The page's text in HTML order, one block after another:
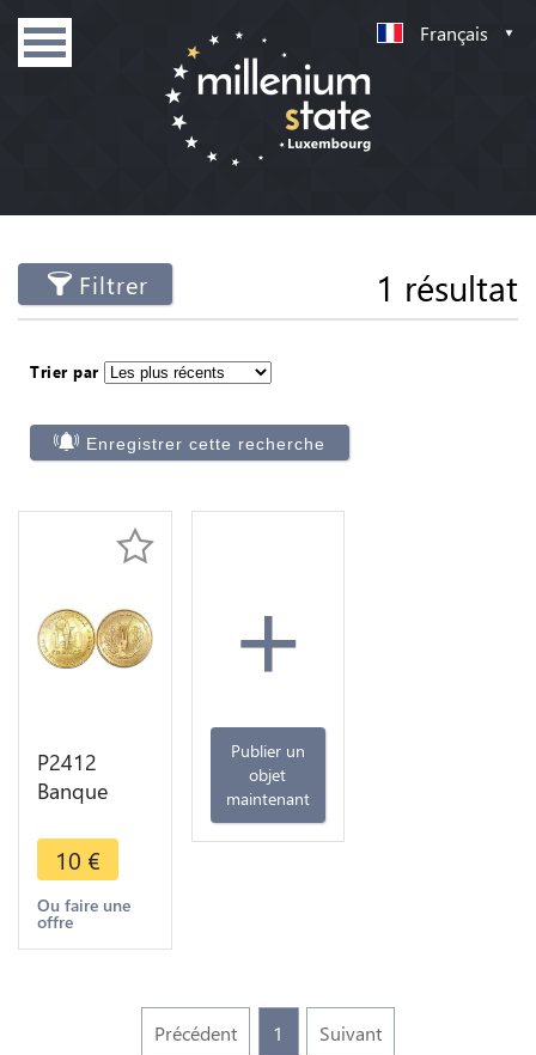
Français
Filtrer 1 résultat
Trier par
Enregistrer cette recherche
P2412
Banque
Afrique de
l'Ouest
West Africa
10 Francs
10 €
Ou faire une
offre
+
Publier un
objet
maintenant
Précédent 1 Suivant